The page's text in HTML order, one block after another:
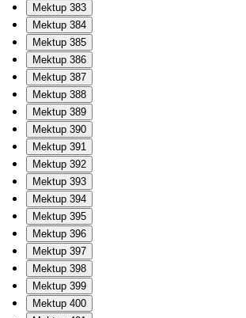
Mektup 383
Mektup 384
Mektup 385
Mektup 386
Mektup 387
Mektup 388
Mektup 389
Mektup 390
Mektup 391
Mektup 392
Mektup 393
Mektup 394
Mektup 395
Mektup 396
Mektup 397
Mektup 398
Mektup 399
Mektup 400